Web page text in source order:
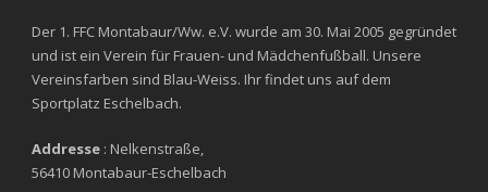
Der 1. FFC Montabaur/Ww. e.V. wurde am 30. Mai 2005 gegründet
und ist ein Verein für Frauen- und Mädchenfußball. Unsere
Vereinsfarben sind Blau-Weiss. Ihr findet uns auf dem
Sportplatz Eschelbach.
Addresse : Nelkenstraße,
56410 Montabaur-Eschelbach